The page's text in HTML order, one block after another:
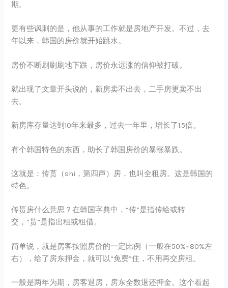
期。
更有些讽刺的是，他从事的工作就是房地产开发。不过，去
年以来，韩国的房价就开始跳水。
房价不断刷刷刷地下跌，房价永远涨的信仰被打破。
就出现了文章开头说的，新房卖不出去，二手房更卖不出
去。
新房库存量达到10年来最多，过去一年里，增长了1.5倍。
有个韩国特色的东西，助长了韩国房价的暴涨暴跌。
这就是：传贳（shi，第四声）房，也叫全租房。这是韩国的
特色。
传贳房什么意思？在韩国字典中，“传”是指传给或转
交，“贳”是指出租或租借。
简单说，就是房客按照房价的一定比例（一般在50%~80%左
右），给了房东押金，就可以“免费”住，不用再交房租。
一般是两年为期，房客退房，房东全数退还押金。这个看起